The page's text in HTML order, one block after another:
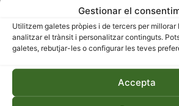
Gestionar el
Utilitzem galetes pròpies i de tercers per
analitzar el trànsit i personalitzar continguts.
galetes, rebutjar-les o configurar les teves
Accepta